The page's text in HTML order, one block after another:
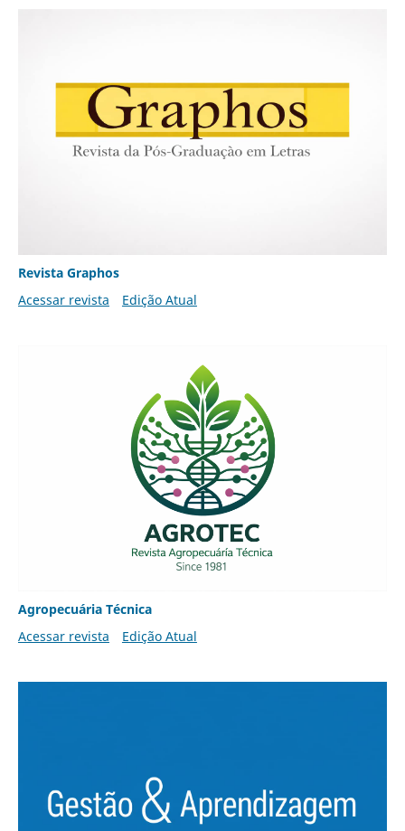
Revista Graphos
Acessar revista
Edição Atual
Agropecuária Técnica
Acessar revista
Edição Atual